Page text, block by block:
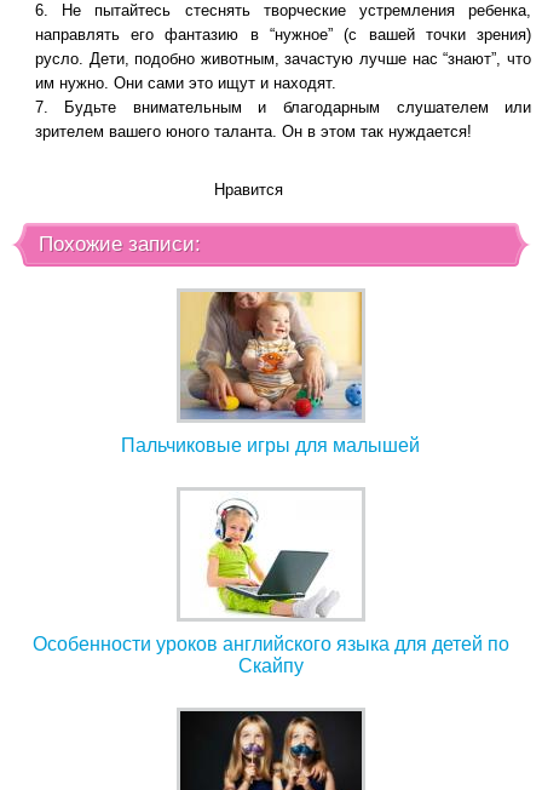
Не пытайтесь стеснять творческие устремления ребенка,
направлять его фантазию в “нужное” (с вашей точки зрения)
русло. Дети, подобно животным, зачастую лучше нас “знают”, что
им нужно. Они сами это ищут и находят.
Будьте внимательным и благодарным слушателем или
зрителем вашего юного таланта. Он в этом так нуждается!
Нравится
Похожие записи:
Пальчиковые игры для малышей
Особенности уроков английского языка для детей по
Скайпу